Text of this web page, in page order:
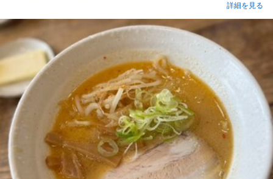
詳細を見る